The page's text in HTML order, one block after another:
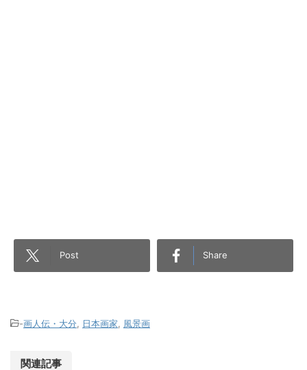
Post Share
-画人伝・大分 日本画家 風景画
関連記事